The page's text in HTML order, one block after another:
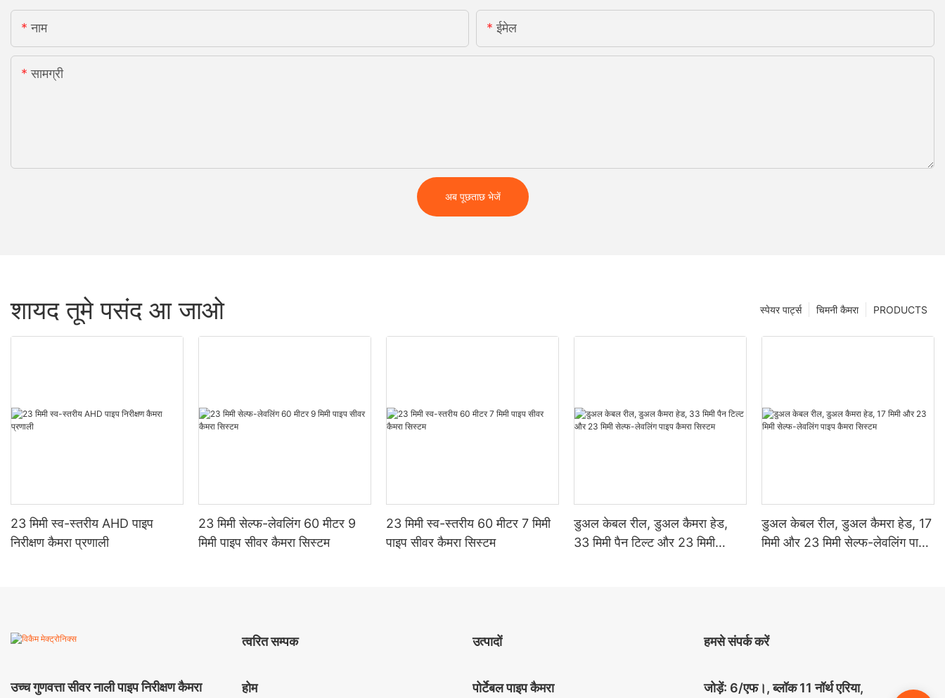
नाम ईमेल
सामग्री
अब पूछताछ भेजें
शायद तूमे पसंद आ जाओ PRODUCTS
चिमनी कैमरा
स्पेयर पार्ट्स
23 मिमी स्व-स्तरीय AHD पाइप
निरीक्षण कैमरा प्रणाली
23 मिमी सेल्फ-लेवलिंग 60 मीटर 9
मिमी पाइप सीवर कैमरा सिस्टम
23 मिमी स्व-स्तरीय 60 मीटर 7 मिमी
पाइप सीवर कैमरा सिस्टम
डुअल केबल रील, डुअल कैमरा हेड,
33 मिमी पैन टिल्ट और 23 मिमी
डुअल केबल रील, डुअल कैमरा हेड, 17
​​मिमी और 23 मिमी सेल्फ-लेवलिंग पाइप
उच्च गुणवत्ता सीवर नाली पाइप निरीक्षण कैमरा
त्वरित सम्पक
होम
उत्पादों
पोर्टेबल पाइप कैमरा
हमसे संपर्क करें
जोड़ें: 6/एफ।, ब्लॉक 11 नॉर्थ एरिया,